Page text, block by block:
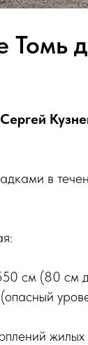
Томь
в
см (80 см